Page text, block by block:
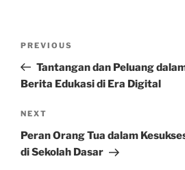
Previous
Post
PREVIOUS
Tantangan dan Peluang
Berita Edukasi di Era Digital
Next
Post
NEXT
Peran Orang Tua dalam
di Sekolah Dasar